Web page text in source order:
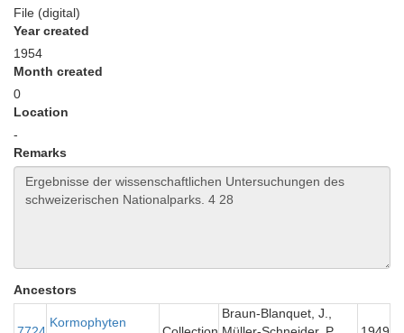
File (digital)
Year created
1954
Month created
0
Location
-
Remarks
Ancestors
Kormophyten
Braun-Blanquet, J.,